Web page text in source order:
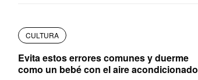
CULTURA
Evita estos errores comunes y duerme
como un bebé con el aire acondicionado